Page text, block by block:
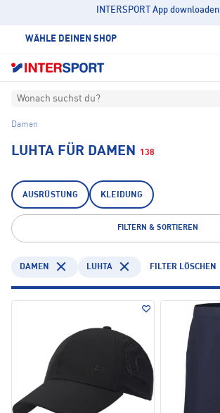
INTERSPORT App downloaden
WÄHLE DEINEN SHOP
Wonach suchst du?
Damen
LUHTA FÜR DAMEN 138
AUSRÜSTUNG KLEIDUNG
FILTERN & SORTIEREN
DAMEN LUHTA FILTER LÖSCHEN